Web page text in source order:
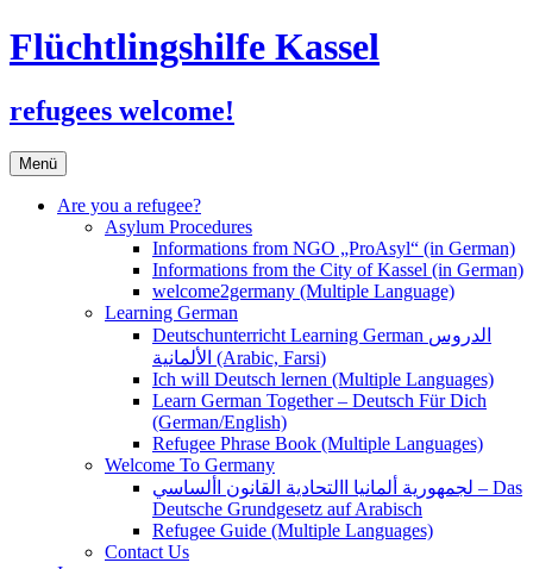
Flüchtlingshilfe Kassel
refugees welcome!
Menü Zum
Inhalt
springen
Are you a refugee?
Asylum Procedures
Informations from NGO „ProAsyl“ (in German)
Informations from the City of Kassel (in German)
welcome2germany (Multiple Language)
Learning German
Deutschunterricht Learning German الدروس
الألمانية (Arabic, Farsi)
Ich will Deutsch lernen (Multiple Languages)
Learn German Together – Deutsch Für Dich
(German/English)
Refugee Phrase Book (Multiple Languages)
Welcome To Germany
لجمهورية ألمانيا االتحادية القانون األساسي – Das
Deutsche Grundgesetz auf Arabisch
Refugee Guide (Multiple Languages)
Contact Us